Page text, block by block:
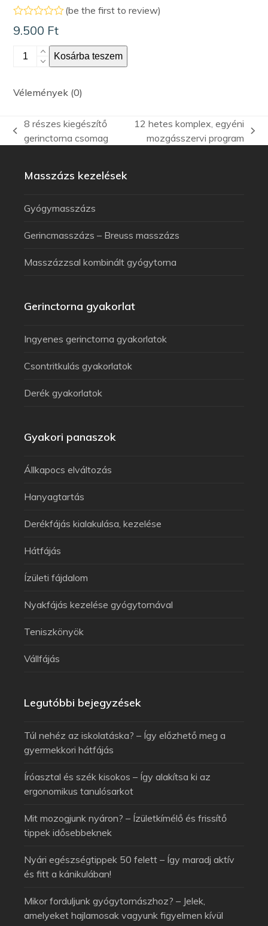
Értékelés:
0
(be the first to review)
9.500 Ft
Kosárba teszem
Vélemények (0)
8 részes kiegészítő
gerinctorna csomag
12 hetes komplex, egyéni
mozgásszervi program
Masszázs kezelések
Gyógymasszázs
Gerincmasszázs – Breuss masszázs
Masszázzsal kombinált gyógytorna
Gerinctorna gyakorlat
Ingyenes gerinctorna gyakorlatok
Csontritkulás gyakorlatok
Derék gyakorlatok
Gyakori panaszok
Állkapocs elváltozás
Hanyagtartás
Derékfájás kialakulása, kezelése
Hátfájás
Ízületi fájdalom
Nyakfájás kezelése gyógytornával
Teniszkönyök
Vállfájás
Legutóbbi bejegyzések
Túl nehéz az iskolatáska? – Így előzhető meg a
gyermekkori hátfájás
Íróasztal és szék kisokos – Így alakítsa ki az
ergonomikus tanulósarkot
Mit mozogjunk nyáron? – Ízületkímélő és frissítő
tippek idősebbeknek
Nyári egészségtippek 50 felett – Így maradj aktív
és fitt a kánikulában!
Mikor forduljunk gyógytornászhoz? – Jelek,
amelyeket hajlamosak vagyunk figyelmen kívül